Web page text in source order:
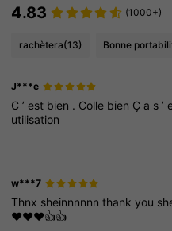
4.83 (1000+)
rachètera(13) Bonne
J***e
C’est bien . Colle bien Ç a s’
utilisation
w***7
Thnx sheinnnnnnthankyou
❤️❤️❤️👍👍